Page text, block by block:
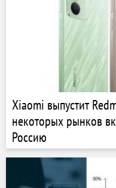
Xiaomi выпустит
некоторых рынков
Россию